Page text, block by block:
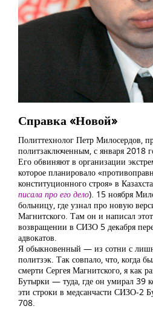
Справка «Новой»
Политтехнолог Петр Милосердов,
политзаключенным, с января 2018
Его обвиняют в организации
которое планировало
конституционного строя» в
писала про его дело). 15 ноября
больницу, где узнал про новую
Магнитского. Там он и написал
возвращении в СИЗО 5 декабря
адвокатов.
Я обыкновенный — из сотни с
политзэк. Так совпало, что, когда
смерти Сергея Магнитского, я как
Бутырки — туда, где он умирал 39
эти строки в медсанчасти СИЗО-2
708.